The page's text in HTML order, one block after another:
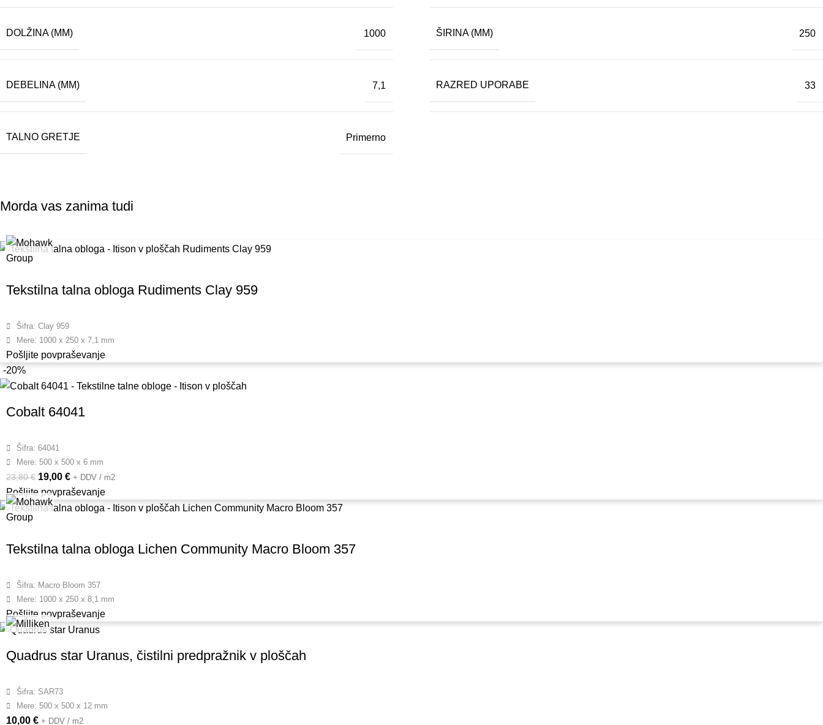
DOLŽINA (MM) 1000 ŠIRINA (MM) 250
DEBELINA (MM) 7,1 RAZRED UPORABE 33
TALNO GRETJE Primerno
Morda vas zanima tudi
Tekstilna talna obloga Rudiments Clay 959
Šifra: Clay 959
Mere: 1000 x 250 x 7,1 mm
Pošljite povpraševanje
-20%
Cobalt 64041
Šifra: 64041
Mere: 500 x 500 x 6 mm
23,80€ 19,00 € + DDV / m2
Pošljite povpraševanje
Tekstilna talna obloga Lichen Community Macro Bloom 357
Šifra: Macro Bloom 357
Mere: 1000 x 250 x 8,1 mm
Pošljite povpraševanje
Quadrus star Uranus, čistilni predpražnik v ploščah
Šifra: SAR73
Mere: 500 x 500 x 12 mm
10,00 € + DDV / m2